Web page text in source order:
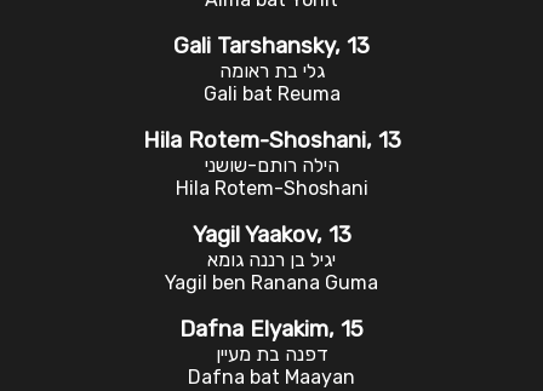
Gali Tarshansky, 13
גלי בת ראומה
Gali bat Reuma
Hila Rotem-Shoshani, 13
הילה רותם-שושני
Hila Rotem-Shoshani
Yagil Yaakov, 13
יגיל בן רננה גומא
Yagil ben Ranana Guma
Dafna Elyakim, 15
דפנה בת מעיין
Dafna bat Maayan